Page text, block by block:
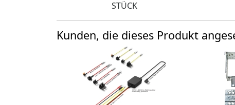
STÜCK
Kunden, die dieses Produkt